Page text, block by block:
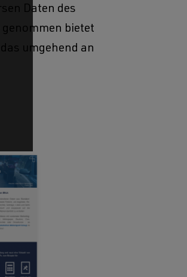
Daten des
bietet
umgehend an